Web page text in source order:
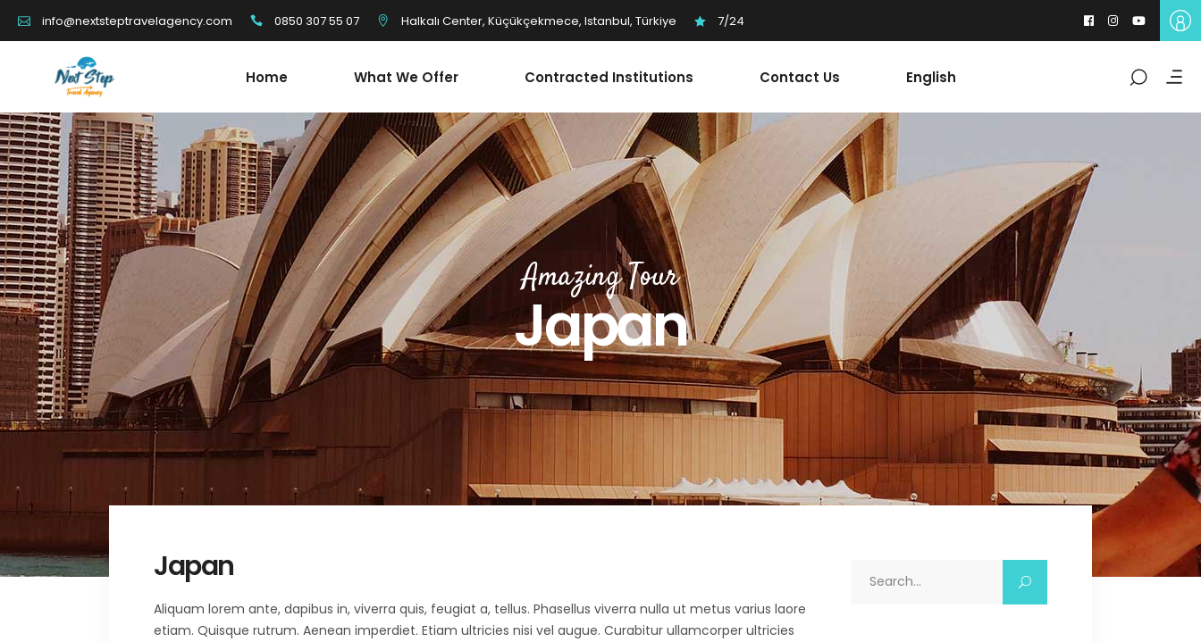
info@nextsteptravelagency.com 0850 307 55 07 Halkalı Center, Küçükçekmece, Istanbul, Türkiye 7/24
Home What We Offer Contracted Institutions Contact Us English
Amazing Tour
Japan
Japan
Aliquam lorem ante, dapibus in, viverra quis, feugiat a, tellus. Phasellus viverra nulla ut metus varius laore
etiam. Quisque rutrum. Aenean imperdiet. Etiam ultricies nisi vel augue. Curabitur ullamcorper ultricies